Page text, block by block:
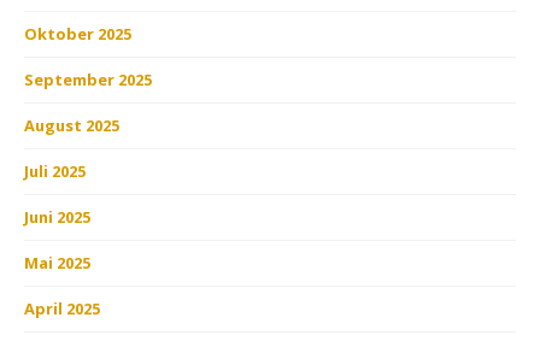
Oktober 2025
September 2025
August 2025
Juli 2025
Juni 2025
Mai 2025
April 2025